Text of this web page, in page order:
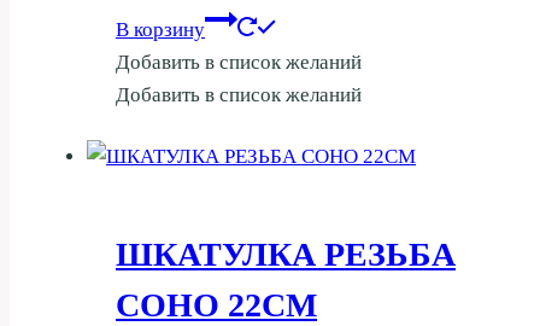
В корзину
Добавить в список желаний
Добавить в список желаний
ШКАТУЛКА РЕЗЬБА
СОНО 22СМ